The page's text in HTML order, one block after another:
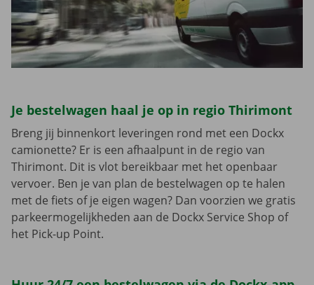
Je bestelwagen haal je op in regio Thirimont
Breng jij binnenkort leveringen rond met een Dockx
camionette? Er is een afhaalpunt in de regio van
Thirimont. Dit is vlot bereikbaar met het openbaar
vervoer. Ben je van plan de bestelwagen op te halen
met de fiets of je eigen wagen? Dan voorzien we gratis
parkeermogelijkheden aan de Dockx Service Shop of
het Pick-up Point.